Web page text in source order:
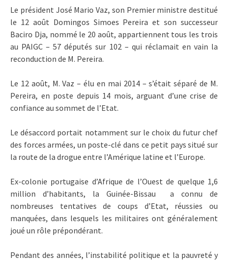
Le président José Mario Vaz, son Premier ministre destitué
le 12 août Domingos Simoes Pereira et son successeur
Baciro Dja, nommé le 20 août, appartiennent tous les trois
au PAIGC – 57 députés sur 102 – qui réclamait en vain la
reconduction de M. Pereira.
Le 12 août, M. Vaz – élu en mai 2014 – s’était séparé de M.
Pereira, en poste depuis 14 mois, arguant d’une crise de
confiance au sommet de l’Etat.
Le désaccord portait notamment sur le choix du futur chef
des forces armées, un poste-clé dans ce petit pays situé sur
la route de la drogue entre l’Amérique latine et l’Europe.
Ex-colonie portugaise d’Afrique de l’Ouest de quelque 1,6
million d’habitants, la Guinée-Bissau a connu de
nombreuses tentatives de coups d’Etat, réussies ou
manquées, dans lesquels les militaires ont généralement
joué un rôle prépondérant.
Pendant des années, l’instabilité politique et la pauvreté y